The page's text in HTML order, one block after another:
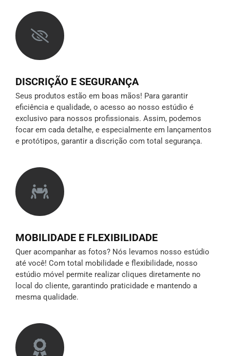
DISCRIÇÃO E SEGURANÇA
Seus produtos estão em boas mãos! Para garantir
eficiência e qualidade, o acesso ao nosso estúdio é
exclusivo para nossos profissionais. Assim, podemos
focar em cada detalhe, e especialmente em lançamentos
e protótipos, garantir a discrição com total segurança.
MOBILIDADE E FLEXIBILIDADE
Quer acompanhar as fotos? Nós levamos nosso estúdio
até você! Com total mobilidade e flexibilidade, nosso
estúdio móvel permite realizar cliques diretamente no
local do cliente, garantindo praticidade e mantendo a
mesma qualidade.